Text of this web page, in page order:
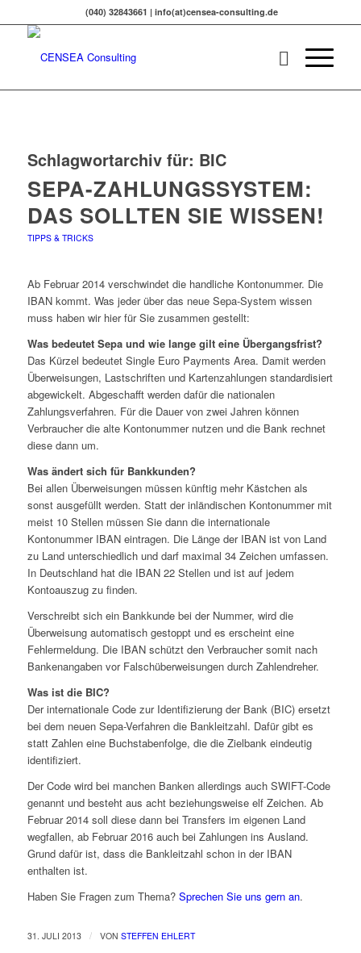
(040) 32843661 | info(at)censea-consulting.de
Schlagwortarchiv für: BIC
SEPA-ZAHLUNGSSYSTEM:
DAS SOLLTEN SIE WISSEN!
TIPPS & TRICKS
Ab Februar 2014 verschwindet die handliche Kontonummer. Die
IBAN kommt. Was jeder über das neue Sepa-System wissen
muss haben wir hier für Sie zusammen gestellt:
Was bedeutet Sepa und wie lange gilt eine Übergangsfrist?
Das Kürzel bedeutet Single Euro Payments Area. Damit werden
Überweisungen, Lastschriften und Kartenzahlungen standardisiert
abgewickelt. Abgeschafft werden dafür die nationalen
Zahlungsverfahren. Für die Dauer von zwei Jahren können
Verbraucher die alte Kontonummer nutzen und die Bank rechnet
diese dann um.
Was ändert sich für Bankkunden?
Bei allen Überweisungen müssen künftig mehr Kästchen als
sonst ausgefüllt werden. Statt der inländischen Kontonummer mit
meist 10 Stellen müssen Sie dann die internationale
Kontonummer IBAN eintragen. Die Länge der IBAN ist von Land
zu Land unterschiedlich und darf maximal 34 Zeichen umfassen.
In Deutschland hat die IBAN 22 Stellen und ist auf jedem
Kontoauszug zu finden.
Verschreibt sich ein Bankkunde bei der Nummer, wird die
Überweisung automatisch gestoppt und es erscheint eine
Fehlermeldung. Die IBAN schützt den Verbraucher somit nach
Bankenangaben vor Falschüberweisungen durch Zahlendreher.
Was ist die BIC?
Der internationale Code zur Identifizierung der Bank (BIC) ersetzt
bei dem neuen Sepa-Verfahren die Bankleitzahl. Dafür gibt es
statt Zahlen eine Buchstabenfolge, die die Zielbank eindeutig
identifiziert.
Der Code wird bei manchen Banken allerdings auch SWIFT-Code
genannt und besteht aus acht beziehungsweise elf Zeichen. Ab
Februar 2014 soll diese dann bei Transfers im eigenen Land
wegfallen, ab Februar 2016 auch bei Zahlungen ins Ausland.
Grund dafür ist, dass die Bankleitzahl schon in der IBAN
enthalten ist.
Haben Sie Fragen zum Thema? Sprechen Sie uns gern an.
31. JULI 2013 / VON STEFFEN EHLERT